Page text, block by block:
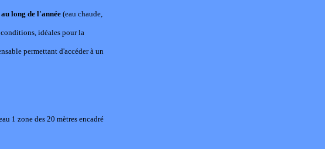
long de l'année (eau chaude,
idéales pour la
permettant d'accéder à un
1 zone des 20 mètres encadré